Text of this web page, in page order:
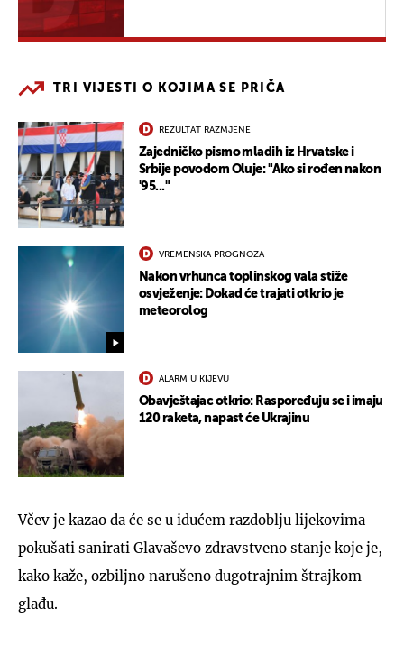
TRI VIJESTI O KOJIMA SE PRIČA
REZULTAT RAZMJENE
Zajedničko pismo mladih iz Hrvatske i
Srbije povodom Oluje: "Ako si rođen nakon
'95..."
VREMENSKA PROGNOZA
Nakon vrhunca toplinskog vala stiže
osvježenje: Dokad će trajati otkrio je
meteorolog
ALARM U KIJEVU
Obavještajac otkrio: Raspoređuju se i imaju
120 raketa, napast će Ukrajinu
Včev je kazao da će se u idućem razdoblju lijekovima
pokušati sanirati Glavaševo zdravstveno stanje koje je,
kako kaže, ozbiljno narušeno dugotrajnim štrajkom
glađu.